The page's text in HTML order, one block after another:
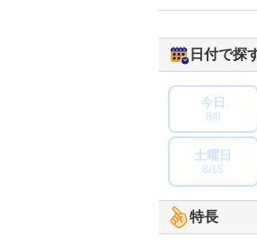
日付で探
今日
8/8
土曜日
8/15
特長